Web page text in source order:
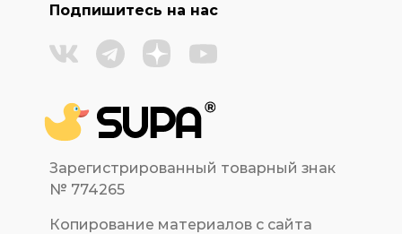
Зарегистрированный товарный знак
№ 774265
Копирование материалов с сайта
Подпишитесь на нас